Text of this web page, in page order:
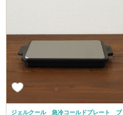
ジェルクール 急冷コールドプレート ブ